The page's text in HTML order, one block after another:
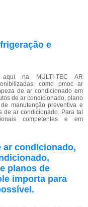
e
na MULTI-TEC AR
como pmoc ar
de ar condicionado em
de ar condicionado, plano
manutenção preventiva e
de ar condicionado. Para tal
competentes e em
ar condicionado,
planos de
importa para